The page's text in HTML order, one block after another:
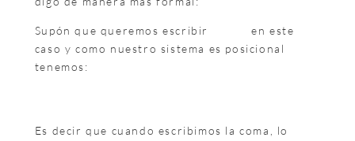
Supón que queremos escribir
en este
caso y como nuestro sistema es posicional
tenemos:
Es decir que cuando escribimos la coma, lo